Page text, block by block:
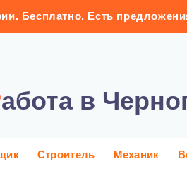
Бесплатно. Есть
Работа в
Строитель Механик